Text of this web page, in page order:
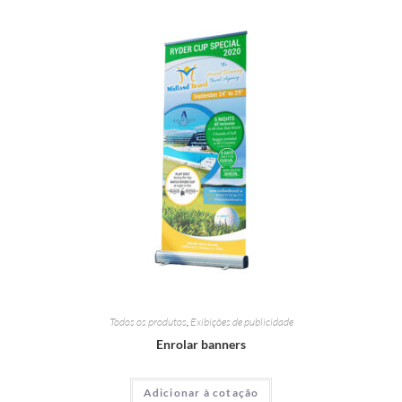
Todos os produtos Exibições de publicidade
Enrolar banners
Adicionar à cotação